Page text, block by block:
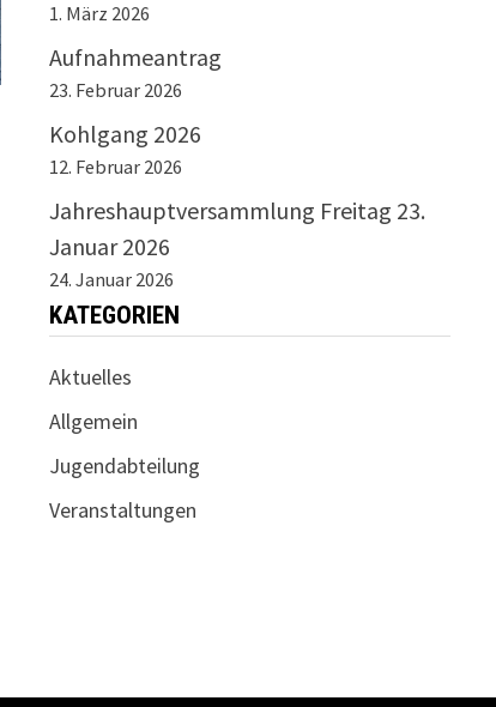
1. März 2026
Aufnahmeantrag
23. Februar 2026
Kohlgang 2026
12. Februar 2026
Jahreshauptversammlung Freitag 23.
Januar 2026
24. Januar 2026
KATEGORIEN
Aktuelles
Allgemein
Jugendabteilung
Veranstaltungen